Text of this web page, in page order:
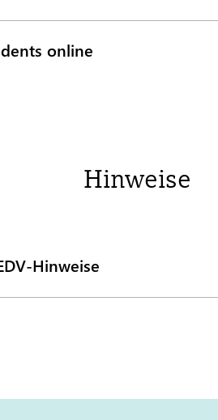
online
Hinweise
Hinweise